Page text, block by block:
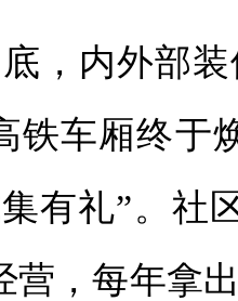
内外部装
铁车厢终于
有礼”。社
营，每年拿